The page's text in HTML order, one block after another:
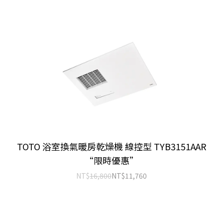
TOTO 浴室換氣暖房乾燥機 線控型 TYB3151AAR
“限時優惠”
NT$16,800NT$11,760